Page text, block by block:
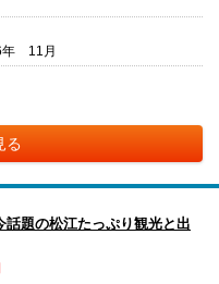
年 11月
る
題の松江たっぷり観光と出